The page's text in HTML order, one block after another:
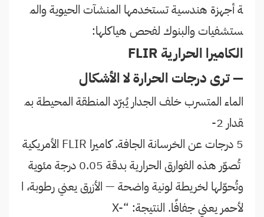
ة أجهزة هندسية تستخدمها المنشآت الحيوية والم
ستشفيات والبنوك لفحص هياكلها:
الكاميرا الحرارية FLIR
— ترى درجات الحرارة لا الأشكال
الماء المتسرب خلف الجدار يُبرّد المنطقة المحيطة بم
قدار 2-
5 درجات عن الخرسانة الجافة. كاميرا FLIR الأمريكية
تُصوّر هذه الفوارق الحرارية بدقة 0.05 درجة مئوية
وتُحوّلها لخريطة لونية واضحة — الأزرق يعني رطوبة، ا
لأحمر يعني جفافًا. النتيجة: “X-